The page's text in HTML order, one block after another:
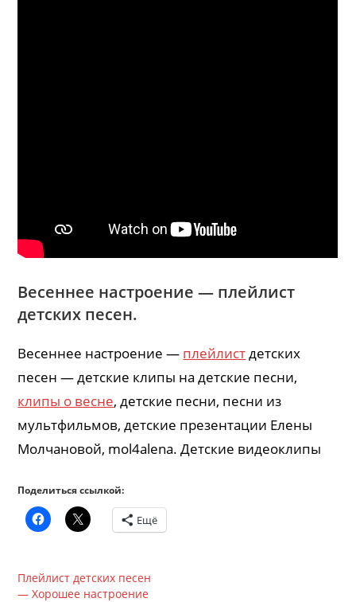
Весеннее настроение — плейлист
детских песен.
Весеннее настроение — плейлистдетских
песен — детские клипы на детские песни,
клипы о весне, детские песни, песни из
мультфильмов, детские презентации Елены
Молчановой, mol4alena. Детские видеоклипы
Поделиться ссылкой:
Ещё
Плейлист детских песен
— Хорошее настроение